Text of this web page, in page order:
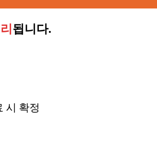
됩니다.
시 확정